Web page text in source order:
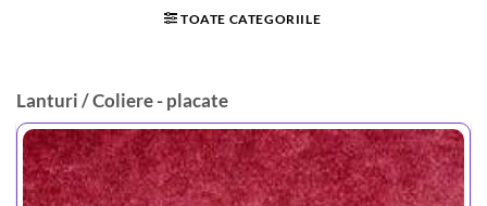
TOATE CATEGORIILE
Lanturi / Coliere - placate